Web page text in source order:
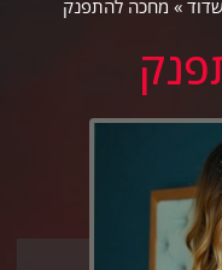
» מחכה להתפנק